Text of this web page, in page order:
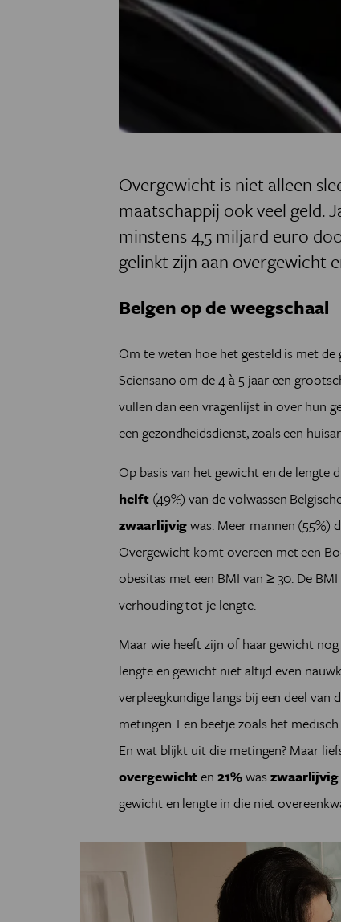
Overgewicht is niet alleen
maatschappij ook veel geld.
minstens 4,5 miljard euro
gelinkt zijn aan overgewicht
Belgen op de weegschaal
Om te weten hoe het gesteld is met
Sciensano om de 4 à 5 jaar een
vullen dan een vragenlijst in over hun
een gezondheidsdienst, zoals een
Op basis van het gewicht en de lengte
helft(49%) van de volwassen
zwaarlijvigwas. Meer mannen (55%)
Overgewicht komt overeen met een
obesitas met een BMI van ≥ 30. De
verhouding tot je lengte.
Maar wie heeft zijn of haar gewicht
lengte en gewicht niet altijd even
verpleegkundige langs bij een deel
metingen. Een beetje zoals het
En wat blijkt uit die metingen? Maar
overgewichten21%waszwaarlijvig
gewicht en lengte in die niet